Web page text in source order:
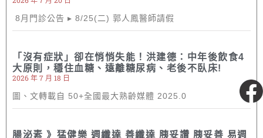
8月門診公告 ▸ 8/25(二) 郭人鳳醫師請假
「沒有症狀」卻在悄悄失能！洪建德：中年後飲食4
大原則，穩住血糖、遠離糖尿病、老後不臥床!
2026 年 7 月 18 日
圖、文轉載自 50+全國最大熟齡媒體 2025.0
腸泌素 》猛健樂 週纖達 善纖達 胰妥讚 胰妥善 易週